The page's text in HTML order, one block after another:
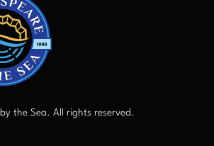
the Sea. All rights reserved.